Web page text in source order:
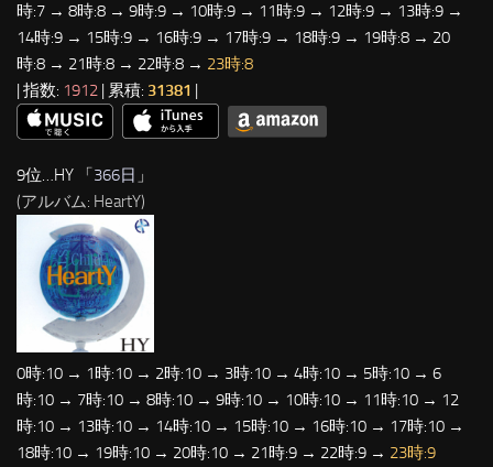
時:7 → 8時:8 → 9時:9 → 10時:9 → 11時:9 → 12時:9 → 13時:9 →
14時:9 → 15時:9 → 16時:9 → 17時:9 → 18時:9 → 19時:8 → 20
時:8 → 21時:8 → 22時:8 → 23時:8
| 指数: 1912 | 累積: 31381
9位…HY 「366日 」
(アルバム: HeartY)
0時:10 → 1時:10 → 2時:10 → 3時:10 → 4時:10 → 5時:10 → 6
時:10 → 7時:10 → 8時:10 → 9時:10 → 10時:10 → 11時:10 → 12
時:10 → 13時:10 → 14時:10 → 15時:10 → 16時:10 → 17時:10 →
18時:10 → 19時:10 → 20時:10 → 21時:9 → 22時:9 → 23時:9